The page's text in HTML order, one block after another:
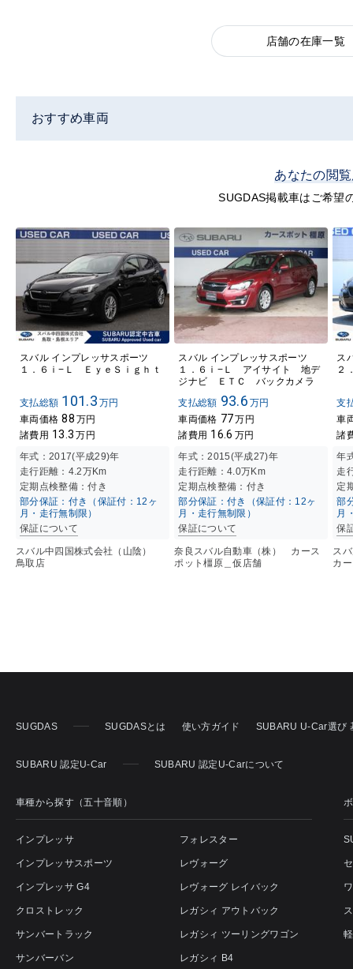
店舗の在庫一覧
おすすめ車両
あなたの閲
SUGDAS掲載車はご希望
スバル インプレッサスポーツ
１．６ｉ−Ｌ ＥｙｅＳｉｇｈｔ
支払総額 101.3 万円
車両価格 88 万円
諸費用 13.3 万円
年式：2017(平成29)年
走行距離： 4.2万Km
定期点検整備：付き
部分保証：付き（保証付：12ヶ
月・走行無制限）
保証について
スバル中四国株式会社（山陰）
鳥取店
スバル インプレッサスポーツ
１．６ｉ−Ｌ アイサイト 地デ
ジナビ ＥＴＣ バックカメラ
支払総額 93.6 万円
車両価格 77万円
諸費用 16.6 万円
年式：2015(平成27)年
走行距離： 4.0万Km
定期点検整備：付き
部分保証：付き（保証付：12ヶ
月・走行無制限）
保証について
奈良スバル自動車（株） カース
ポット橿原＿仮店舗
ス
２
支
車
諸
年
走
定
部
月
保
ス
カ
SUGDAS SUGDASとは 使い方ガイド SUBARU U-Car選び
SUBARU 認定U-Car SUBARU 認定U-Carについて
車種から探す（五十音順）
インプレッサ
インプレッサスポーツ
インプレッサ G4
クロストレック
サンバートラック
サンバーバン
フォレスター
レヴォーグ
レヴォーグ レイバック
レガシィ アウトバック
レガシィ ツーリングワゴン
レガシィ B4